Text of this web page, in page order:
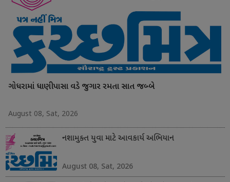
ગોધરામાં ધાણીપાસા વડે જુગાર રમતા સાત જબ્બે
August 08, Sat, 2026
નશામુક્ત યુવા માટે આવકાર્ય અભિયાન
August 08, Sat, 2026